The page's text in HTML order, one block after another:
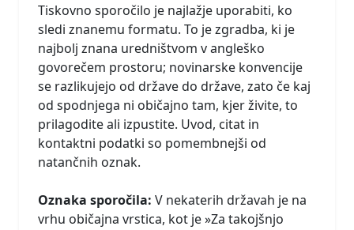
Tiskovno sporočilo je najlažje uporabiti, ko
sledi znanemu formatu. To je zgradba, ki je
najbolj znana uredništvom v angleško
govorečem prostoru; novinarske konvencije
se razlikujejo od države do države, zato če kaj
od spodnjega ni običajno tam, kjer živite, to
prilagodite ali izpustite. Uvod, citat in
kontaktni podatki so pomembnejši od
natančnih oznak.
Oznaka sporočila: V nekaterih državah je na
vrhu običajna vrstica, kot je »Za takojšnjo